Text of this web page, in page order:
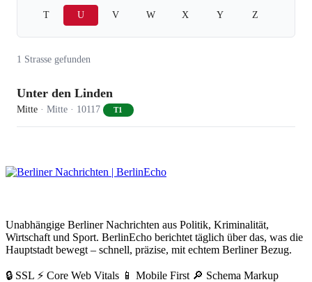
T
U V W X Y Z
1 Strasse gefunden
Unter den Linden
Mitte · Mitte · 10117 T1
Unabhängige Berliner Nachrichten aus Politik, Kriminalität,
Wirtschaft und Sport. BerlinEcho berichtet täglich über das, was die
Hauptstadt bewegt – schnell, präzise, mit echtem Berliner Bezug.
🔒 SSL ⚡ Core Web Vitals 📱 Mobile First 🔎 Schema Markup